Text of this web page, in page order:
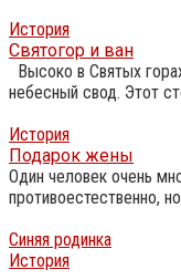
История
Святогор и ван
Высоко в Святых
небесный свод. Этот
История
Подарок жены
Один человек очень
противоестественно,
Синяя родинка
История